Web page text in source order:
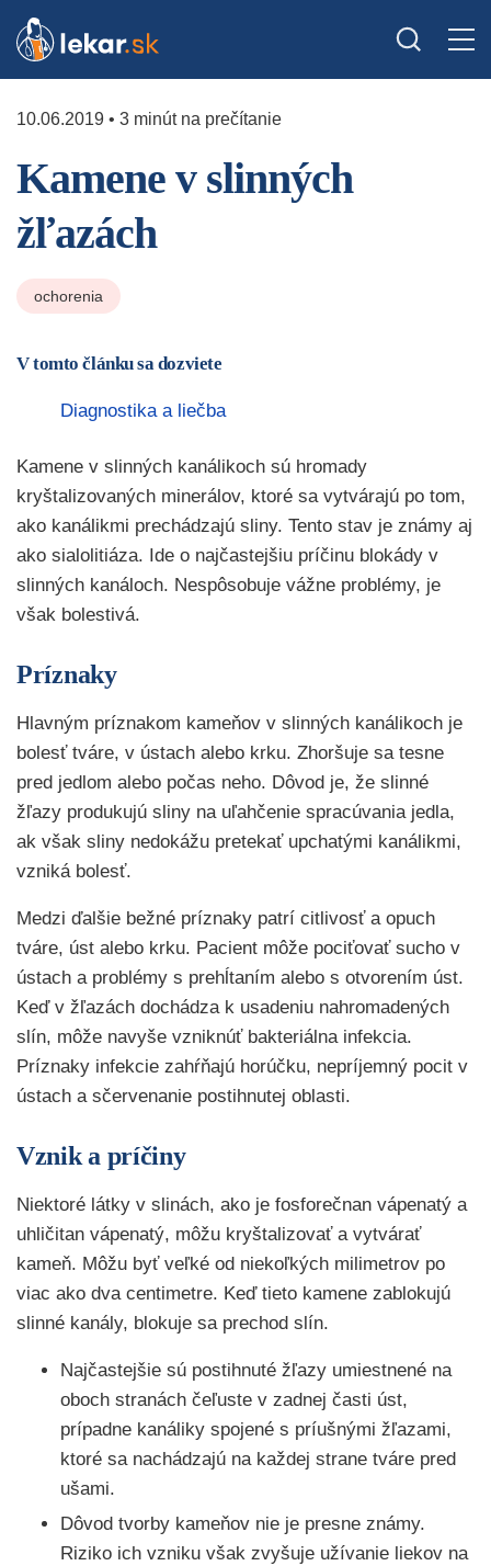
10.06.2019 • 3 minút na prečítanie
Kamene v slinných
žľazách
ochorenia
V tomto článku sa dozviete
Diagnostika a liečba
Kamene v slinných kanálikoch sú hromady
kryštalizovaných minerálov, ktoré sa vytvárajú po tom,
ako kanálikmi prechádzajú sliny. Tento stav je známy aj
ako sialolitiáza. Ide o najčastejšiu príčinu blokády v
slinných kanáloch. Nespôsobuje vážne problémy, je
však bolestivá.
Príznaky
Hlavným príznakom kameňov v slinných kanálikoch je
bolesť tváre, v ústach alebo krku. Zhoršuje sa tesne
pred jedlom alebo počas neho. Dôvod je, že slinné
žľazy produkujú sliny na uľahčenie spracúvania jedla,
ak však sliny nedokážu pretekať upchatými kanálikmi,
vzniká bolesť.
Medzi ďalšie bežné príznaky patrí citlivosť a opuch
tváre, úst alebo krku. Pacient môže pociťovať sucho v
ústach a problémy s prehĺtaním alebo s otvorením úst.
Keď v žľazách dochádza k usadeniu nahromadených
slín, môže navyše vzniknúť bakteriálna infekcia.
Príznaky infekcie zahŕňajú horúčku, nepríjemný pocit v
ústach a sčervenanie postihnutej oblasti.
Vznik a príčiny
Niektoré látky v slinách, ako je fosforečnan vápenatý a
uhličitan vápenatý, môžu kryštalizovať a vytvárať
kameň. Môžu byť veľké od niekoľkých milimetrov po
viac ako dva centimetre. Keď tieto kamene zablokujú
slinné kanály, blokuje sa prechod slín.
Najčastejšie sú postihnuté žľazy umiestnené na
oboch stranách čeľuste v zadnej časti úst,
prípadne kanáliky spojené s príušnými žľazami,
ktoré sa nachádzajú na každej strane tváre pred
ušami.
Dôvod tvorby kameňov nie je presne známy.
Riziko ich vzniku však zvyšuje užívanie liekov na